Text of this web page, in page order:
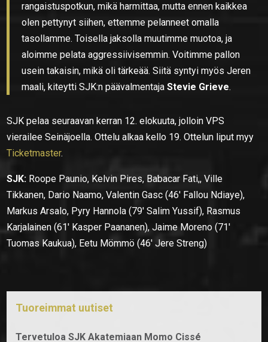
rangaistuspotkun, mikä harmittaa, mutta ennen kaikkea
olen pettynyt siihen, ettemme pelanneet omalla
tasollamme. Toisella jaksolla muutimme muotoa, ja
aloimme pelata aggressiivisemmin. Voitimme pallon
usein takaisin, mikä oli tärkeää. Siitä syntyi myös Jeren
maali, kiteytti SJK:n päävalmentajaStevie Grieve.
SJK pelaa seuraavan kerran 12. elokuuta, jolloin VPS
vierailee Seinäjoella. Ottelu alkaa kello 19. Ottelun liput myy
Ticketmaster.
SJK: Roope Paunio, Kelvin Pires, Babacar Fati,, Ville
Tikkanen, Dario Naamo, Valentin Gasc (46′ Fallou Ndiaye),
Markus Arsalo, Pyry Hannola (79′ Salim Yussif), Rasmus
Karjalainen (61′ Kasper Paananen), Jaime Moreno (71′
Tuomas Kaukua), Eetu Mömmö (46′ Jere Streng)
Tuoreimmat uutiset
Tervetuloa SJK Akatemiaan Momo Cissé